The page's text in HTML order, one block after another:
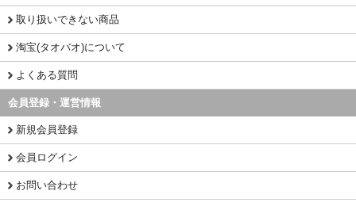
取り扱いできない商品
淘宝(タオバオ)について
よくある質問
会員登録・運営情報
新規会員登録
会員ログイン
お問い合わせ